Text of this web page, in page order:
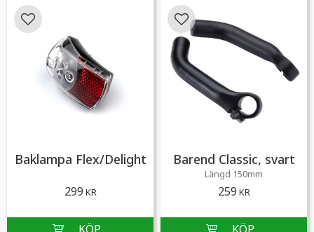
Baklampa Flex/Delight
299 KR
Lägg till i favoriter
Barend Classic, svart
Längd 150mm
259 KR
Lägg till i favoriter